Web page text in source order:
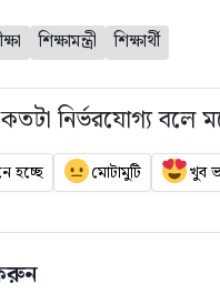
শিক্ষামন্ত্রী শিক্ষার্থী
কতটা নির্ভরযোগ্য বলে
হচ্ছে মোটামুটি খুব